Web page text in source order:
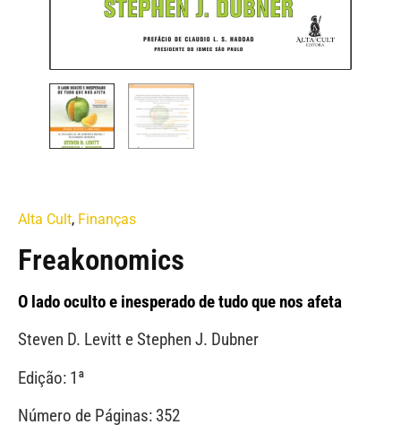
Alta Cult, Finanças
Freakonomics
O lado oculto e inesperado de tudo que nos afeta
Steven D. Levitt e Stephen J. Dubner
Edição: 1ª
Número de Páginas: 352